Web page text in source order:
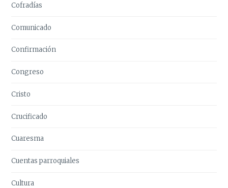
Cofradías
Comunicado
Confirmación
Congreso
Cristo
Crucificado
Cuaresma
Cuentas parroquiales
Cultura